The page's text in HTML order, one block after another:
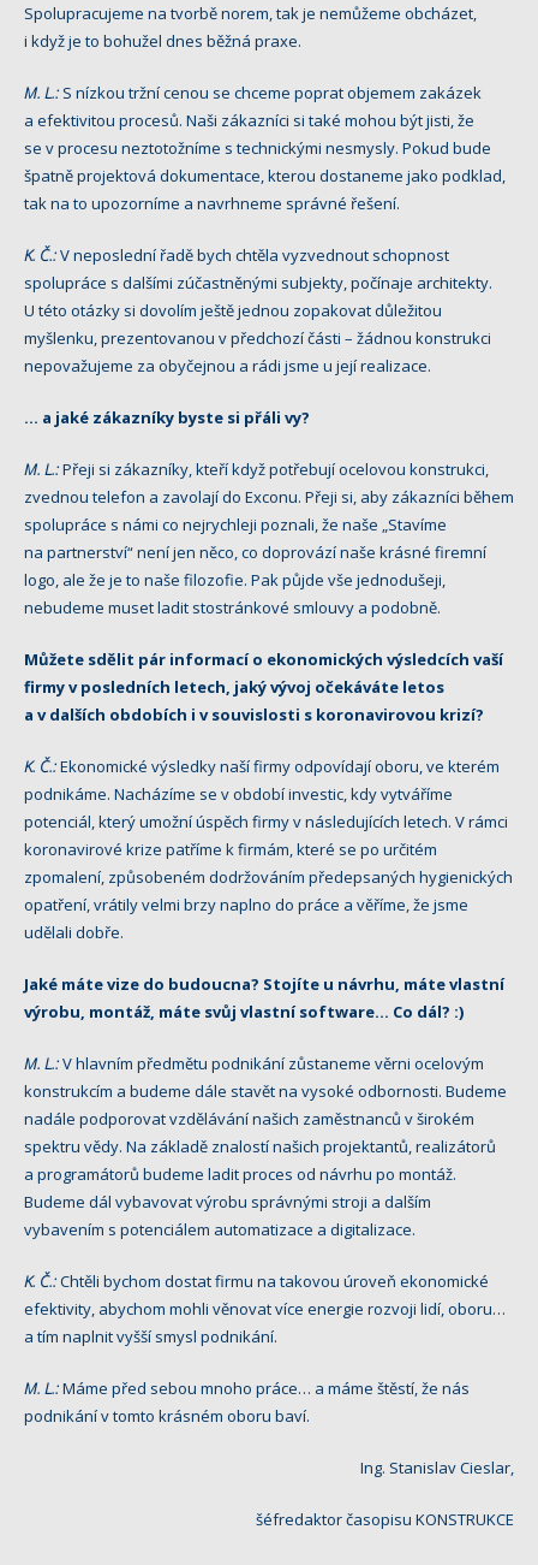
Spolupracujeme na tvorbě norem, tak je nemůžeme obcházet,
i když je to bohužel dnes běžná praxe.
M. L.: S nízkou tržní cenou se chceme poprat objemem zakázek
a efektivitou procesů. Naši zákazníci si také mohou být jisti, že
se v procesu neztotožníme s technickými nesmysly. Pokud bude
špatně projektová dokumentace, kterou dostaneme jako podklad,
tak na to upozorníme a navrhneme správné řešení.
K. Č.:V neposlední řadě bych chtěla vyzvednout schopnost
spolupráce s dalšími zúčastněnými subjekty, počínaje architekty.
U této otázky si dovolím ještě jednou zopakovat důležitou
myšlenku, prezentovanou v předchozí části – žádnou konstrukci
nepovažujeme za obyčejnou a rádi jsme u její realizace.
… a jaké zákazníky byste si přáli vy?
M. L.:Přeji si zákazníky, kteří když potřebují ocelovou konstrukci,
zvednou telefon a zavolají do Exconu. Přeji si, aby zákazníci během
spolupráce s námi co nejrychleji poznali, že naše „Stavíme
na partnerství“ není jen něco, co doprovází naše krásné firemní
logo, ale že je to naše filozofie. Pak půjde vše jednodušeji,
nebudeme muset ladit stostránkové smlouvy a podobně.
Můžete sdělit pár informací o ekonomických výsledcích vaší
firmy v posledních letech, jaký vývoj očekáváte letos
a v dalších obdobích i v souvislosti s koronavirovou krizí?
K. Č.:Ekonomické výsledky naší firmy odpovídají oboru, ve kterém
podnikáme. Nacházíme se v období investic, kdy vytváříme
potenciál, který umožní úspěch firmy v následujících letech. V rámci
koronavirové krize patříme k firmám, které se po určitém
zpomalení, způsobeném dodržováním předepsaných hygienických
opatření, vrátily velmi brzy naplno do práce a věříme, že jsme
udělali dobře.
Jaké máte vize do budoucna? Stojíte u návrhu, máte vlastní
výrobu, montáž, máte svůj vlastní software… Co dál? :)
M. L.:V hlavním předmětu podnikání zůstaneme věrni ocelovým
konstrukcím a budeme dále stavět na vysoké odbornosti. Budeme
nadále podporovat vzdělávání našich zaměstnanců v širokém
spektru vědy. Na základě znalostí našich projektantů, realizátorů
a programátorů budeme ladit proces od návrhu po montáž.
Budeme dál vybavovat výrobu správnými stroji a dalším
vybavením s potenciálem automatizace a digitalizace.
K. Č.:Chtěli bychom dostat firmu na takovou úroveň ekonomické
efektivity, abychom mohli věnovat více energie rozvoji lidí, oboru…
a tím naplnit vyšší smysl podnikání.
M. L.:Máme před sebou mnoho práce… a máme štěstí, že nás
podnikání v tomto krásném oboru baví.
Ing. Stanislav Cieslar,
šéfredaktor časopisu KONSTRUKCE